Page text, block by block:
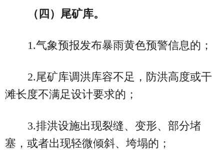
（四）尾矿库。
1.气象预报发布暴雨黄色预警信息的；
2.尾矿库调洪库容不足，防洪高度或干
滩长度不满足设计要求的；
3.排洪设施出现裂缝、变形、部分堵
塞，或者出现轻微倾斜、垮塌的；